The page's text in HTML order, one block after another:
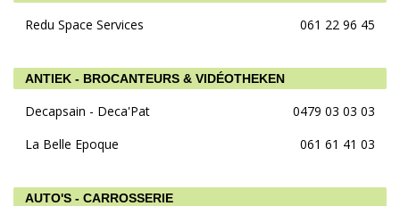
Redu Space Services 061 22 96 45
ANTIEK - BROCANTEURS & VIDÉOTHEKEN
Decapsain - Deca'Pat
0479 03 03 03
La Belle Epoque
061 61 41 03
AUTO'S - CARROSSERIE